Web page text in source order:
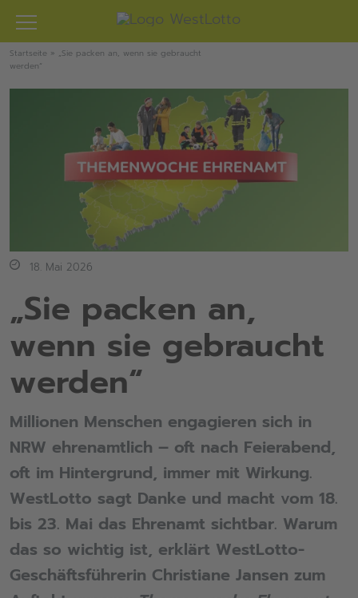
Zum
Inhalt
springen
Startseite » „Sie packen an, wenn sie gebraucht
werden“
18. Mai 2026
„Sie packen an,
wenn sie gebraucht
werden“
Millionen Menschen engagieren sich in
NRW ehrenamtlich – oft nach Feierabend,
oft im Hintergrund, immer mit Wirkung.
WestLotto sagt Danke und macht vom 18.
bis 23. Mai das Ehrenamt sichtbar. Warum
das so wichtig ist, erklärt WestLotto-
Geschäftsführerin Christiane Jansen zum